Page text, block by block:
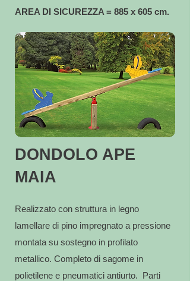
AREA DI SICUREZZA = 885 x 605 cm.
DONDOLO APE
MAIA
Realizzato con struttura in legno
lamellare di pino impregnato a pressione
montata su sostegno in profilato
metallico. Completo di sagome in
polietilene e pneumatici antiurto. Parti